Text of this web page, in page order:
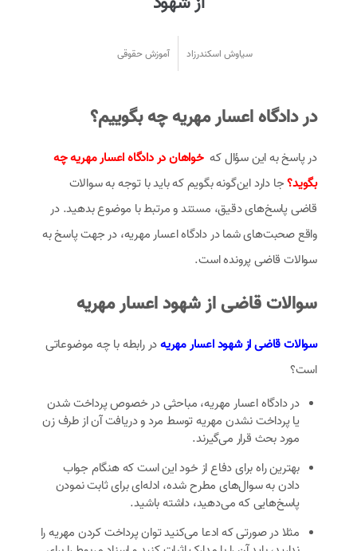
سیاوش اسکندرزاد آموزش حقوقی
در دادگاه اعسار مهریه چه بگوییم؟
در پاسخ به این سؤال که خواهان در دادگاه اعسار مهریه چه
بگوید؟جا دارد این‌گونه بگویم که باید با توجه به سوالات
قاضی پاسخ‌های دقیق، مستند و مرتبط با موضوع بدهید. در
واقع صحبت‌های شما در دادگاه اعسار مهریه، در جهت پاسخ به
سوالات قاضی پرونده است.
سوالات قاضی از شهود اعسار مهریه
سوالات قاضی از شهود اعسار مهریهدر رابطه با چه موضوعاتی
است؟
در دادگاه اعسار مهریه، مباحثی در خصوص پرداخت شدن
یا پرداخت نشدن مهریه توسط مرد و دریافت آن از طرف زن
مورد بحث قرار می‌گیرند.
بهترین راه برای دفاع از خود این است که هنگام جواب
دادن به سوال‌های مطرح شده، ادله‌ای برای ثابت نمودن
پاسخ‌هایی که می‌دهید، داشته باشید.
مثلا در صورتی که ادعا می‌کنید توان پرداخت کردن مهریه را